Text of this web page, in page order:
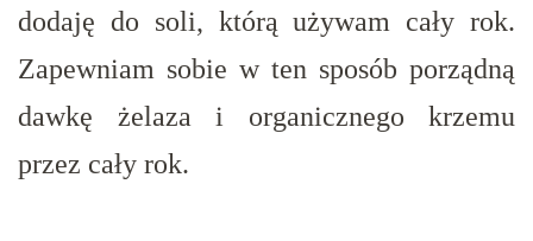
dodaję do soli, którą używam cały rok.
Zapewniam sobie w ten sposób porządną
dawkę żelaza i organicznego krzemu
przez cały rok.